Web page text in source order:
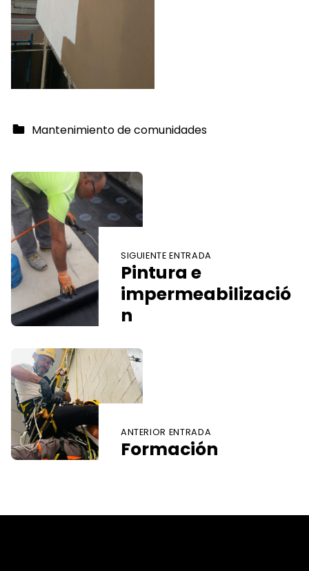
Categorized in:
Mantenimiento de comunidades
Navegación de entradas
ANTERIOR ENTRADA
Formación
SIGUIENTE ENTRADA
Pintura e
impermeabilizació
n